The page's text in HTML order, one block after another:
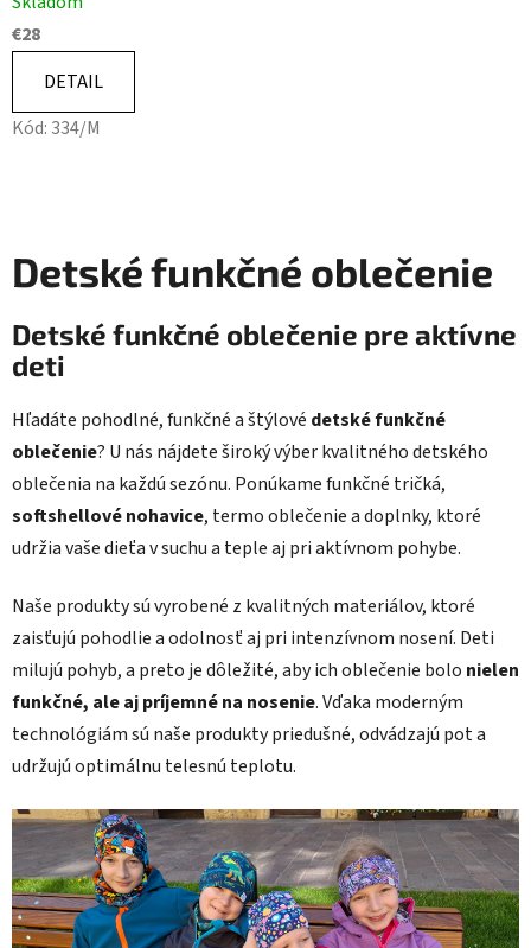
€28
DETAIL
Kód: 334/M
Detské funkčné oblečenie
Detské funkčné oblečenie pre aktívne
deti
Hľadáte pohodlné, funkčné a štýlové detské funkčné
oblečenie? U nás nájdete široký výber kvalitného detského
oblečenia na každú sezónu. Ponúkame funkčné tričká,
softshellové nohavice, termo oblečenie a doplnky, ktoré
udržia vaše dieťa v suchu a teple aj pri aktívnom pohybe.
Naše produkty sú vyrobené z kvalitných materiálov, ktoré
zaisťujú pohodlie a odolnosť aj pri intenzívnom nosení. Deti
milujú pohyb, a preto je dôležité, aby ich oblečenie bolo nielen
funkčné, ale aj príjemné na nosenie. Vďaka moderným
technológiám sú naše produkty priedušné, odvádzajú pot a
udržujú optimálnu telesnú teplotu.